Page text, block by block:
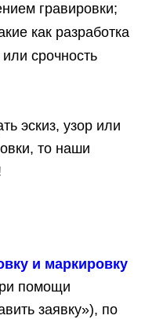
гравировки;
как разработка
срочность
эскиз, узор или
то наши
и маркировку
помощи
заявку»), по